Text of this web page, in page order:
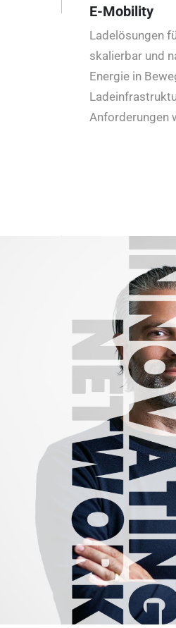
E-Mobility
Ladelösungen
skalierbar und
Energie in
Anforderungen